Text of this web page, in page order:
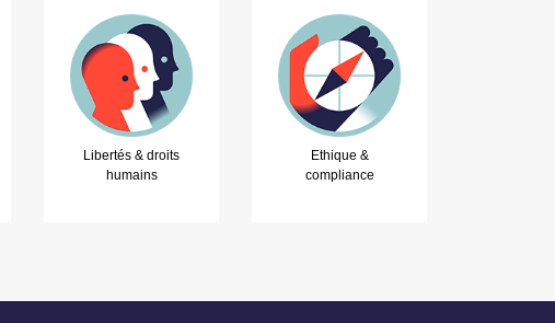
Libertés & droits
humains
Ethique &
compliance